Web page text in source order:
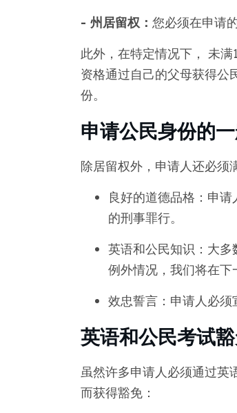
- 州居留权： 您必须在申请
此外，在特定情况下， 未
资格通过自己的父母获得公
份。
申请公民身份的
除居留权外，申请人还必须
良好的道德品格：申
的刑事罪行。
英语和公民知识：大
例外情况，我们将在下
效忠誓言：申请人必须
英语和公民考试
虽然许多申请人必须通过英
而获得豁免：